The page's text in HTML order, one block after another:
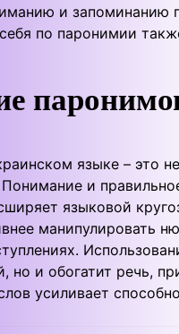
и запоминанию
по паронимии
языке – это
и
языковой
манипулировать
но и обогатит речь,
усиливает